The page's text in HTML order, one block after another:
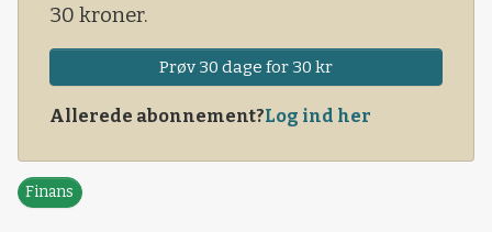
30 kroner.
Prøv 30 dage for 30 kr
Allerede abonnement?Log ind her
Finans